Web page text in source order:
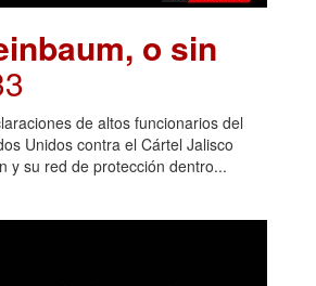
o sin
de altos funcionarios del
Unidos contra el Cártel Jalisco
y su red de protección dentro...